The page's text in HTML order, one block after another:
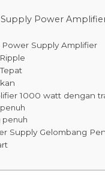
Power
Supply Amplifier
1000 watt dengan
penuh
Supply Gelombang